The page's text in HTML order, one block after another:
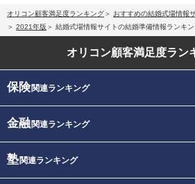
オリコン顧客満足度ランキング
おすすめの結婚式場情報
2021年版
結婚式場情報サイトの結婚準備情報ランキ
オリコン顧客満足度ラン
保険関連ランキング
金融関連ランキング
塾関連ランキング